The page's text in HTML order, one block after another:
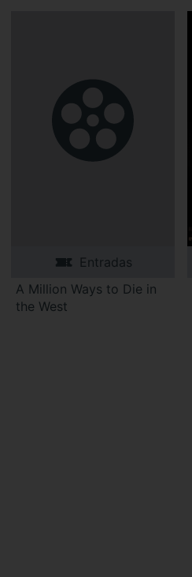
Entradas
A Million Ways to Die in
the West